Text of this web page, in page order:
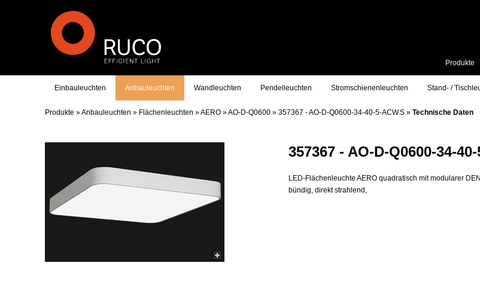
Produkte
Einbauleuchten Anbauleuchten Wandleuchten Pendelleuchten Stromschienenleuchten Stand- /
Produkte »Anbauleuchten » Flächenleuchten »AERO »AO-D-Q0600 » 357367 - AO-D-Q0600-34-40-5-ACW.S » Technische Daten
357367 - AO-D-Q0600-34-
LED-Flächenleuchte AERO quadratisch mit modularer
bündig, direkt strahlend,